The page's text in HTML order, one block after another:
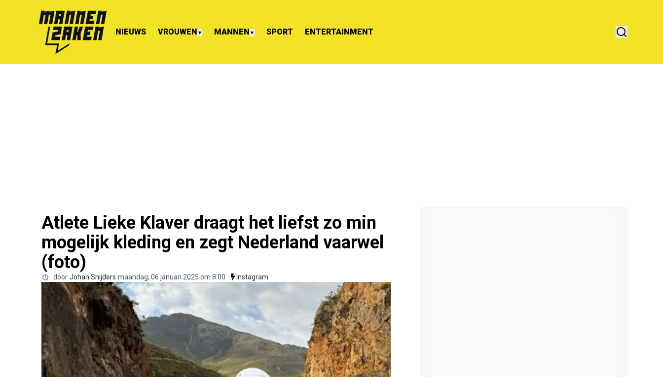
NIEUWS VROUWEN ▼ MANNEN ▼ SPORT ENTERTAINMENT
Atlete Lieke Klaver draagt het liefst zo min
mogelijk kleding en zegt Nederland vaarwel
(foto)
door Johan Snijders maandag, 06 januari 2025 om 8:00 Instagram